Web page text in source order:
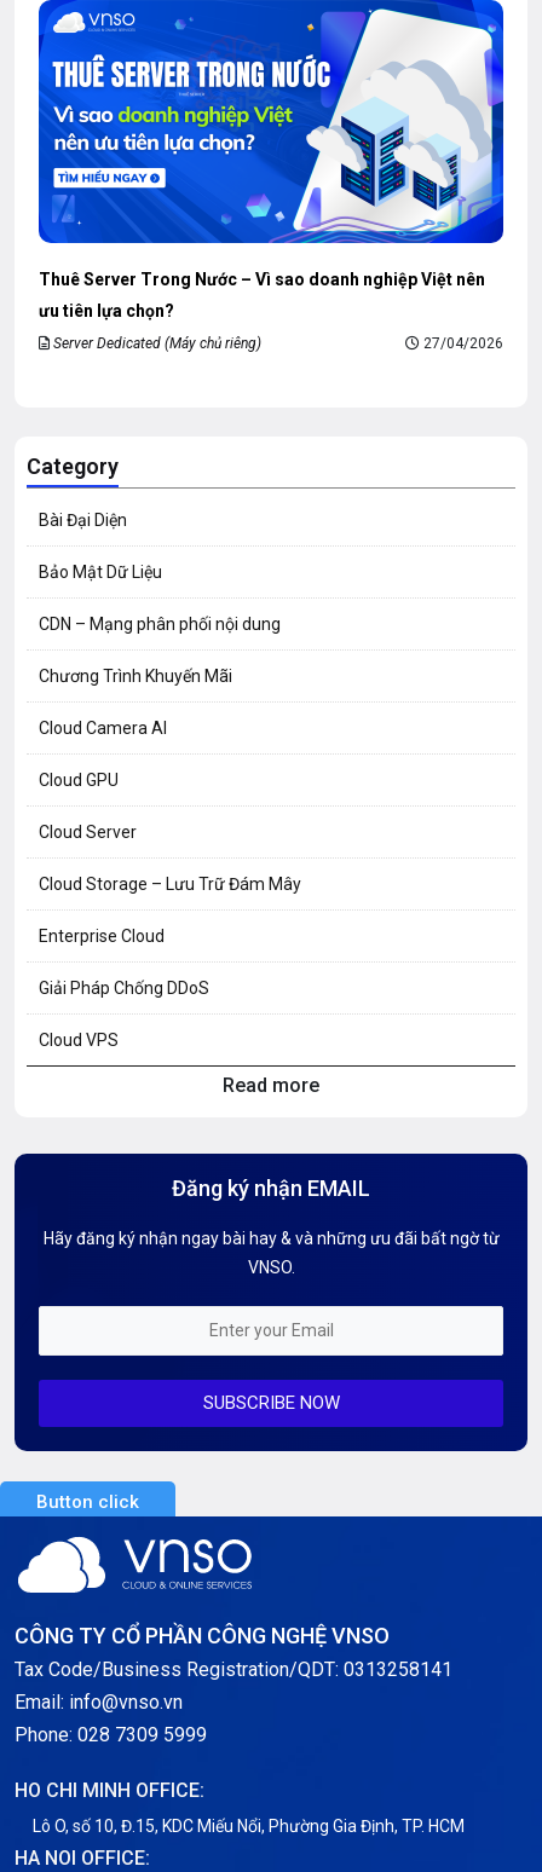
Thuê Server Trong Nước – Vì sao doanh nghiệp Việt nên
ưu tiên lựa chọn?
Server Dedicated (Máy chủ riêng) 27/04/2026
Category
Bài Đại Diện
Bảo Mật Dữ Liệu
CDN – Mạng phân phối nội dung
Chương Trình Khuyến Mãi
Cloud Camera AI
Cloud GPU
Cloud Server
Cloud Storage – Lưu Trữ Đám Mây
Enterprise Cloud
Giải Pháp Chống DDoS
Cloud VPS
Hướng dẫn Tên miền
Kiến thức AI
Mỗi tuần 01 Server
Server Dedicated (Máy chủ riêng)
Server GPU
Server Windows
Notification
Thông tin chung
Tin tức
Read more
Đăng ký nhận EMAIL
Hãy đăng ký nhận ngay bài hay & và những ưu đãi bất ngờ từ
VNSO.
SUBSCRIBE NOW
Button click
CÔNG TY CỔ PHẦN CÔNG NGHỆ VNSO
Tax Code/Business Registration/QDT: 0313258141
Email: info@vnso.vn
Phone: 028 7309 5999
HO CHI MINH OFFICE:
Lô O, số 10, Đ.15, KDC Miếu Nổi, Phường Gia Định, TP. HCM
HA NOI OFFICE: